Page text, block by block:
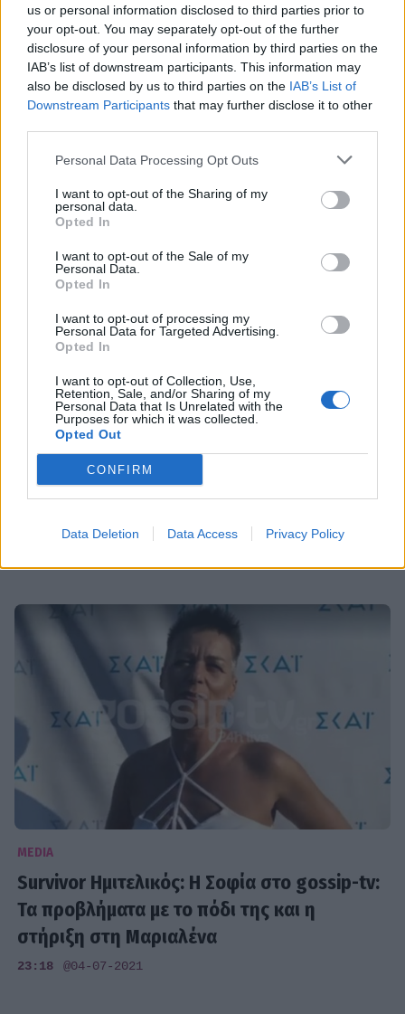
us or personal information disclosed to third parties prior to
your opt-out. You may separately opt-out of the further
disclosure of your personal information by third parties on the
IAB’s list of downstream participants. This information may
also be disclosed by us to third parties on the IAB’s List of
Downstream Participants that may further disclose it to other
Personal Data Processing Opt Outs
I want to opt-out of the Sharing of my
personal data.
Opted In
I want to opt-out of the Sale of my
Personal Data.
Opted In
I want to opt-out of processing my
Personal Data for Targeted Advertising.
Opted In
I want to opt-out of Collection, Use,
Retention, Sale, and/or Sharing of my
Personal Data that Is Unrelated with the
Purposes for which it was collected.
Opted Out
CONFIRM
Data Deletion Data Access Privacy Policy
SHOWBIZ
Survivor τελικός: Τι απέγινε η τούρτα του
Παπαδόπουλου; Για ποιον ήταν & γιατί δεν
την είδαμε on air
@06-07-2021
Survivor: Το gossip-tv στον μεγάλο τελικό!
Κοσμοσυρροή από νωρίς στο Γαλάτσι!
MEDIA
Survivor Ημιτελικός: Η Σοφία στο gossip-tv:
Τα προβλήματα με το πόδι της και η
στήριξη στη Μαριαλένα
23:18 @04-07-2021